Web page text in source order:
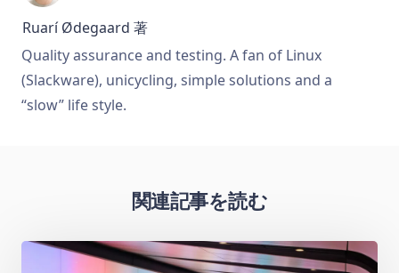
Ruarí Ødegaard 著
Quality assurance and testing. A fan of Linux
(Slackware), unicycling, simple solutions and a
“slow” life style.
関連記事を読む